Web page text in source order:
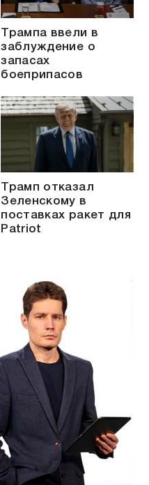
Трампа ввели в
заблуждение о
запасах
боеприпасов
Трамп отказал
Зеленскому в
поставках ракет для
Patriot